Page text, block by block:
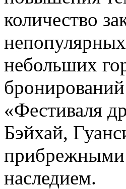
количество
небольших
«Фестиваля
Бэйхай,
прибрежными
наследием.